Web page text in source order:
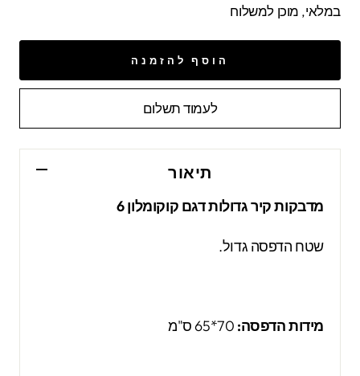
במלאי, מוכן למשלוח
הוסף להזמנה
לעמוד תשלום
תיאור
מדבקות קיר גדולות דגם קוקומלון 6
שטח הדפסה גדול.
מידות הדפסה:70*65 ס"מ